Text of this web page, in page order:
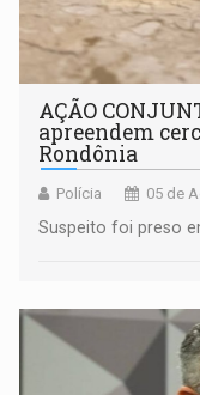
AÇÃO
apreendem
Rondônia
Polícia 05 de
Suspeito foi preso